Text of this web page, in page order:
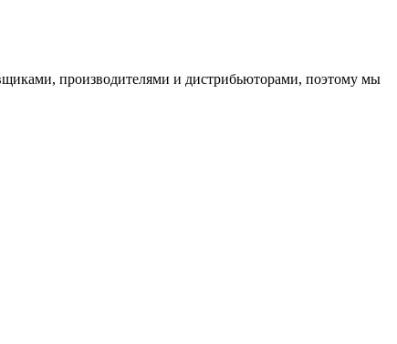
92
производителями и дистрибьюторами, поэтому мы